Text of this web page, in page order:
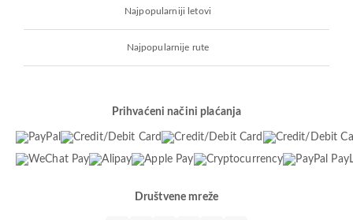
Najpopularniji letovi
Najpopularnije rute
Prihvaćeni načini plaćanja
Društvene mreže